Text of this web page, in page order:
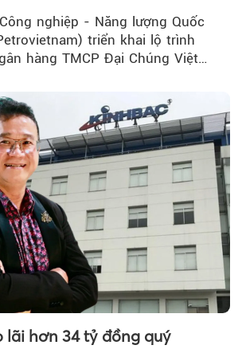
nghiệp - Năng lượng Quốc
triển khai lộ trình
hàng TMCP Đại Chúng Việt
lãi hơn 34 tỷ đồng quý